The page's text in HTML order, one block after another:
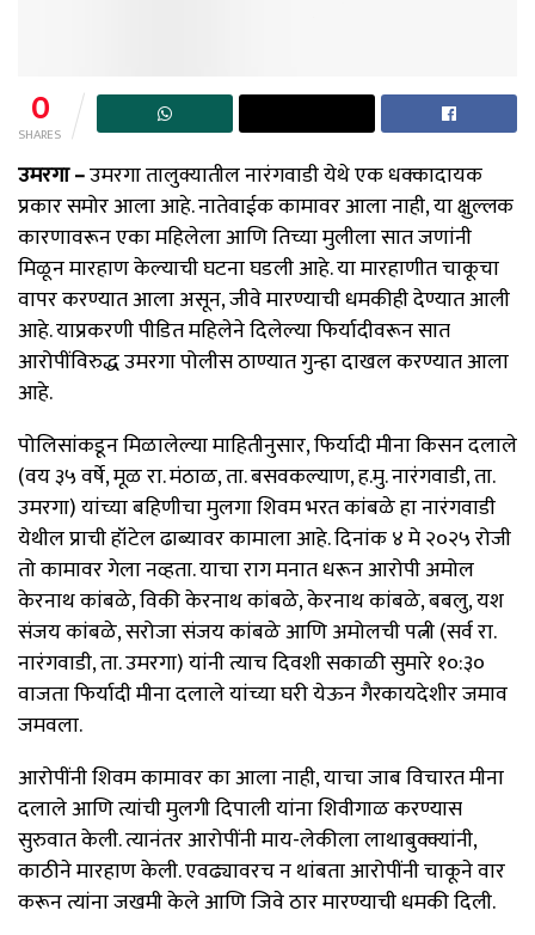
0
SHARES
उमरगा –उमरगा तालुक्यातील नारंगवाडी येथे एक धक्कादायक
प्रकार समोर आला आहे. नातेवाईक कामावर आला नाही, या क्षुल्लक
कारणावरून एका महिलेला आणि तिच्या मुलीला सात जणांनी
मिळून मारहाण केल्याची घटना घडली आहे. या मारहाणीत चाकूचा
वापर करण्यात आला असून, जीवे मारण्याची धमकीही देण्यात आली
आहे. याप्रकरणी पीडित महिलेने दिलेल्या फिर्यादीवरून सात
आरोपींविरुद्ध उमरगा पोलीस ठाण्यात गुन्हा दाखल करण्यात आला
आहे.
पोलिसांकडून मिळालेल्या माहितीनुसार, फिर्यादी मीना किसन दलाले
(वय ३५ वर्षे, मूळ रा. मंठाळ, ता. बसवकल्याण, ह.मु. नारंगवाडी, ता.
उमरगा) यांच्या बहिणीचा मुलगा शिवम भरत कांबळे हा नारंगवाडी
येथील प्राची हॉटेल ढाब्यावर कामाला आहे. दिनांक ४ मे २०२५ रोजी
तो कामावर गेला नव्हता. याचा राग मनात धरून आरोपी अमोल
केरनाथ कांबळे, विकी केरनाथ कांबळे, केरनाथ कांबळे, बबलु, यश
संजय कांबळे, सरोजा संजय कांबळे आणि अमोलची पत्नी (सर्व रा.
नारंगवाडी, ता. उमरगा) यांनी त्याच दिवशी सकाळी सुमारे १०:३०
वाजता फिर्यादी मीना दलाले यांच्या घरी येऊन गैरकायदेशीर जमाव
जमवला.
आरोपींनी शिवम कामावर का आला नाही, याचा जाब विचारत मीना
दलाले आणि त्यांची मुलगी दिपाली यांना शिवीगाळ करण्यास
सुरुवात केली. त्यानंतर आरोपींनी माय-लेकीला लाथाबुक्क्यांनी,
काठीने मारहाण केली. एवढ्यावरच न थांबता आरोपींनी चाकूने वार
करून त्यांना जखमी केले आणि जिवे ठार मारण्याची धमकी दिली.